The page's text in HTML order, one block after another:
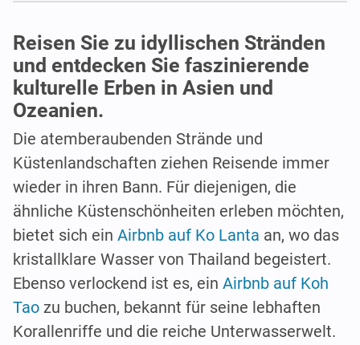
Reisen Sie zu idyllischen Stränden
und entdecken Sie faszinierende
kulturelle Erben in Asien und
Ozeanien.
Die atemberaubenden Strände und
Küstenlandschaften ziehen Reisende immer
wieder in ihren Bann. Für diejenigen, die
ähnliche Küstenschönheiten erleben möchten,
bietet sich ein Airbnb auf Ko Lanta an, wo das
kristallklare Wasser von Thailand begeistert.
Ebenso verlockend ist es, ein Airbnb auf Koh
Tao zu buchen, bekannt für seine lebhaften
Korallenriffe und die reiche Unterwasserwelt.